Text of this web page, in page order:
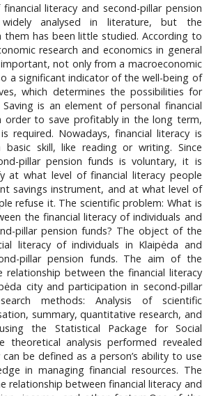
literacy and second-pillar pension
analysed in literature, but the
them has been little studied. According to
research and economics in general
not only from a macroeconomic
a significant indicator of the well-being of
which determines the possibilities for
is an element of personal financial
order to save profitably in the long term,
required. Nowadays, financial literacy is
skill, like reading or writing. Since
pillar pension funds is voluntary, it is
at what level of financial literacy people
savings instrument, and at what level of
refuse it. The scientific problem: What is
the financial literacy of individuals and
pillar pension funds? The object of the
literacy of individuals in Klaipėda and
pillar pension funds. The aim of the
relationship between the financial literacy
city and participation in second-pillar
methods: Analysis of scientific
summary, quantitative research, and
the Statistical Package for Social
theoretical analysis performed revealed
be defined as a person’s ability to use
in managing financial resources. The
relationship between financial literacy and